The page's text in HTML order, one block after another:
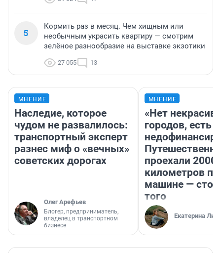
5
Кормить раз в месяц. Чем хищным или
необычным украсить квартиру — смотрим
зелёное разнообразие на выставке экзотики
27 055 13
МНЕНИЕ
Наследие, которое
чудом не развалилось:
транспортный эксперт
разнес миф о «вечных»
советских дорогах
Олег Арефьев
Блогер, предприниматель,
владелец в транспортном
бизнесе
МНЕНИЕ
«Нет
городов, есть
проехали 2000
километров по
машине —
того
Екатерина